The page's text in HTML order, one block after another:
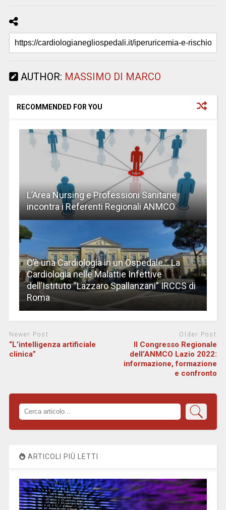
AUTHOR: MASSIMO DI MARCO
RECOMMENDED FOR YOU
L’Area Nursing e Professioni Sanitarie
incontra i Referenti Regionali ANMCO
C’è una Cardiologia in un Ospedale… La
Cardiologia nelle Malattie Infettive
dell’Istituto “Lazzaro Spallanzani” IRCCS di
Roma
Newer Post
“L’intelligenza artificiale
clinica”
Older Post
Il Congresso Regionale
dell’ANMCO Lazio 2022:
informazione, formazione
e confronto
ARTICOLI PIÙ LETTI